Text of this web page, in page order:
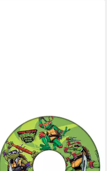
TEENAGE MUTANT NINJA
TURTLES
Schwimmring Teenage
Mutant Ninja Turtles
Schwimmring 51 cm (1-tlg)